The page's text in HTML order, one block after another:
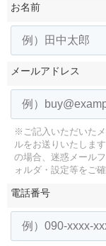
お名前
メールアドレス
※ご記入いただいた
ルをお送りいたします
の場合、迷惑メール
ォルダ・設定等をご確
電話番号